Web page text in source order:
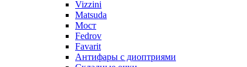
Vizzini
Matsuda
Мост
Fedrov
Favarit
Антифары с диоптриями